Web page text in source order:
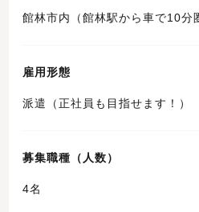
館林市内（館林駅から車で10分
雇用形態
派遣（正社員も目指せます！）
募集職種（人数）
4名